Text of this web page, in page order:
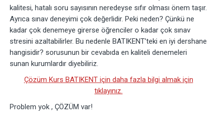
kalitesi, hatalı soru sayısının neredeyse sıfır olması önem taşır.
Ayrıca sınav deneyimi çok değerlidir. Peki neden? Çünkü ne
kadar çok denemeye girerse öğrenciler o kadar çok sınav
stresini azaltabilirler. Bu nedenle BATIKENT’teki en iyi dershane
hangisidir? sorusunun bir cevabıda en kaliteli denemeleri
sunan kurumlardır diyebiliriz.
Çözüm Kurs BATIKENT için daha fazla bilgi almak için
tıklayınız.
Problem yok , ÇÖZÜM var!